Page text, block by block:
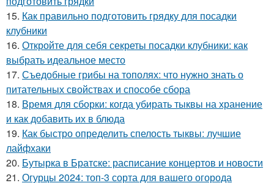
15. Как правильно подготовить грядку для посадки
клубники
16. Откройте для себя секреты посадки клубники: как
выбрать идеальное место
17. Съедобные грибы на тополях: что нужно знать о
питательных свойствах и способе сбора
18. Время для сборки: когда убирать тыквы на хранение
и как добавить их в блюда
19. Как быстро определить спелость тыквы: лучшие
лайфхаки
20. Бутырка в Братске: расписание концертов и новости
21. Огурцы 2024: топ-3 сорта для вашего огорода